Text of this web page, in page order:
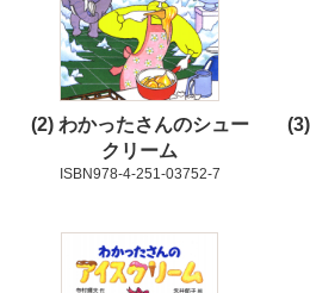
2 わかったさんのシュー
クリーム
ISBN978-4-251-03752-7
3